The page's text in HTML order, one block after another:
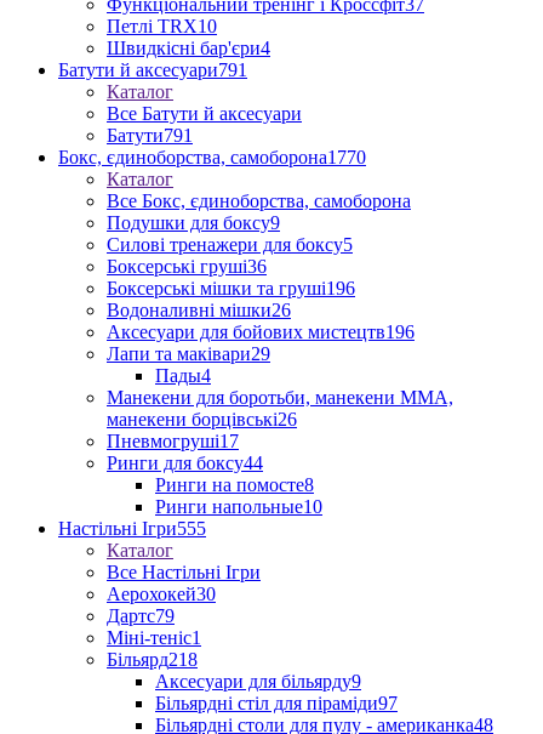
Функціональний тренінг і Кроссфіт37
Петлі TRX10
Швидкісні бар'єри4
Батути й аксесуари791
Каталог
Все Батути й аксесуари
Батути791
Бокс, єдиноборства, самоборона1770
Каталог
Все Бокс, єдиноборства, самоборона
Подушки для боксу9
Силові тренажери для боксу5
Боксерські груші36
Боксерські мішки та груші196
Водоналивні мішки26
Аксесуари для бойових мистецтв196
Лапи та маківари29
Пады4
Манекени для боротьби, манекени ММА,
манекени борцівські26
Пневмогруші17
Ринги для боксу44
Ринги на помосте8
Ринги напольные10
Настільні Ігри555
Каталог
Все Настільні Ігри
Аерохокей30
Дартс79
Міні-теніс1
Більярд218
Аксесуари для більярду9
Більярдні стіл для піраміди97
Більярдні столи для пулу - американка48